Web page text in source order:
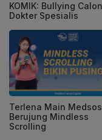
KOMIK: Bullying Calon
Dokter Spesialis
Terlena Main Medsos
Berujung Mindless
Scrolling